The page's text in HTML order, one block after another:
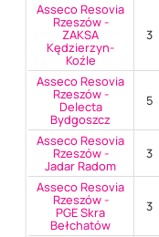
Asseco Resovia
Rzeszów -
ZAKSA
Kędzierzyn-
Koźle
3
Asseco Resovia
Rzeszów -
Delecta
Bydgoszcz
5
Asseco Resovia
Rzeszów -
Jadar Radom
3
Asseco Resovia
Rzeszów -
PGE Skra
Bełchatów
3